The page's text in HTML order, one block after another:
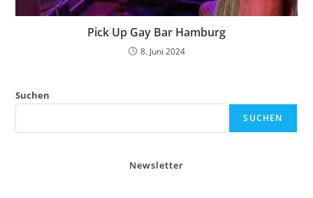
Pick Up Gay Bar Hamburg
8. Juni 2024
Suchen
SUCHEN
Newsletter